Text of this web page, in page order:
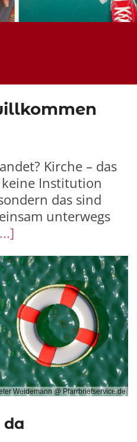
Kirche – das
Institution
das sind
unterwegs
Weidemann @ Pfarrbriefservice.de
da